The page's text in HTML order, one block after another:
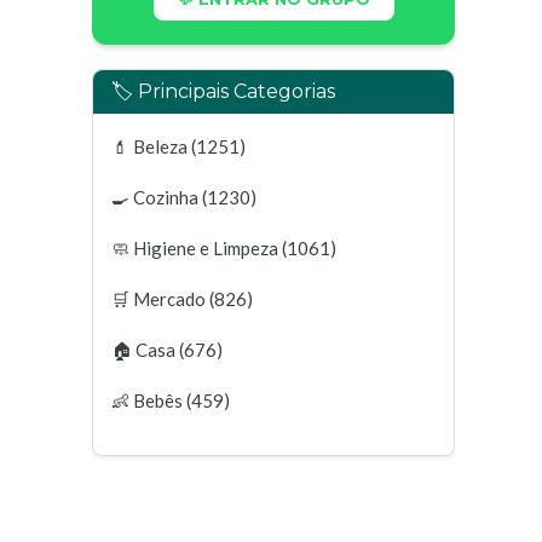
🏷️ Principais Categorias
💄 Beleza (1251)
🍳 Cozinha (1230)
🧼 Higiene e Limpeza (1061)
🛒 Mercado (826)
🏠 Casa (676)
👶 Bebês (459)